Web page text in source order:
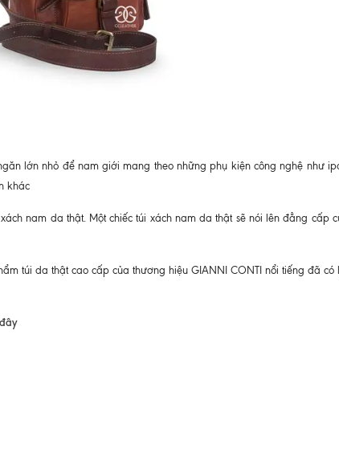
lớn nhỏ để nam giới mang theo những phụ kiện công nghệ như
khác
nam da thật. Một chiếc túi xách nam da thật sẽ nói lên đẳng cấp
túi da thật cao cấp của thương hiệu GIANNI CONTI nổi tiếng đã có